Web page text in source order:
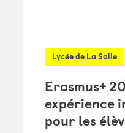
Lycée de La Salle
Erasmus+
expérience
pour les